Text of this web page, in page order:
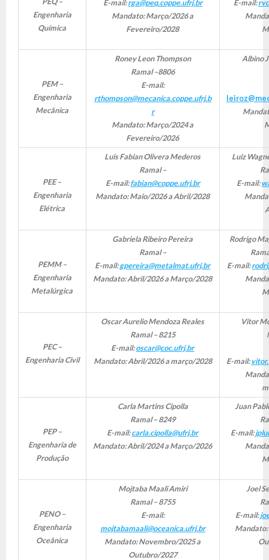
Engenharia
Química
E-mail:rga@peq.coppe.ufrj.br
Mandato: Março/2026 a
Fevereiro/2028
E-mail:
PEM –
Engenharia
Mecânica
Roney Leon Thompson
Ramal –8806
E-mail:
rthompson@mecanica.coppe.ufrj.b
r
Mandato: Março/2024 a
Fevereiro/2026
Albino
PEE –
Engenharia
Elétrica
Luis Fabian Olivera Mederos
Ramal –
E-mail:fabian@coppe.ufrj.br
Mandato: Maio/2026 a Abril/2028
Luiz
E-mail:
PEMM –
Engenharia
Metalúrgica
Gabriela Ribeiro Pereira
Ramal –
E-mail:gpereira@metalmat.ufrj.br
Mandato: Abril/2026 a Março/2028
Rodrigo
E-mail:
PEC –
Engenharia Civil
Oscar Aurelio Mendoza Reales
Ramal – 8215
E-mail:oscar@coc.ufrj.br
Mandato: Abril/2026 a março/2028
Vitor
E-mail:
PEP –
Engenharia de
Produção
Carla Martins Cipolla
Ramal – 8249
E-mail:carla.cipolla@ufrj.br
Mandato: Abril/2024 a Março/2026
Juan
E-mail:
PENO –
Engenharia
Oceânica
Mojtaba Maali Amiri
Ramal – 8755
E-mail:
mojtabamaali@oceanica.ufrj.br
Mandato: Novembro/2025 a
Outubro/2027
Joel
E-mail: